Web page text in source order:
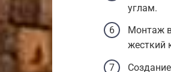
углам.
Монтаж
жесткий